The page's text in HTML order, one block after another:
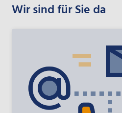
Wir sind für Sie da